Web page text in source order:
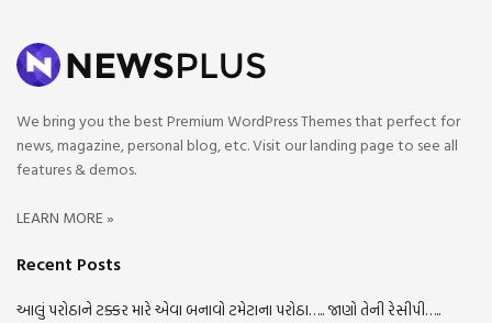
We bring you the best Premium WordPress Themes that perfect for
news, magazine, personal blog, etc. Visit our landing page to see all
features & demos.
LEARN MORE »
Recent Posts
આલું પરોઠાને ટક્કર મારે એવા બનાવો ટમેટાના પરોઠા….. જાણો તેની રેસીપી…..